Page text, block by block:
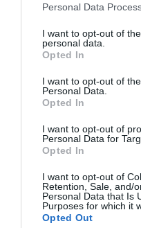
Please note that this
not limited to your visit or
grant or deny consent to
use your data for below
consent section.
Personal Data
I want to opt-out of
personal data.
Opted In
I want to opt-out of
Personal Data.
Opted In
I want to opt-out of
Personal Data for
Opted In
I want to opt-out of
Retention, Sale, and/
Personal Data that Is
Purposes for which it
Opted Out
Últimas
ROTEIRO
Mariano regressa ao
Jam este Sábado
CRISTIANO RONALDO
“Muda o corpo de todas